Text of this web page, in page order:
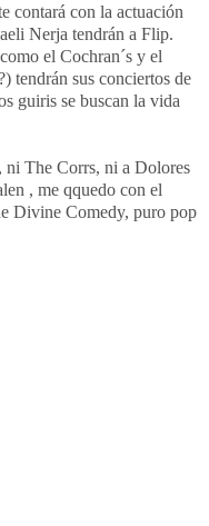
contará con la actuación
Nerja tendrán a Flip.
el Cochran´s y el
tendrán sus conciertos de
guiris se buscan la vida
ni The Corrs, ni a Dolores
, me qquedo con el
Divine Comedy, puro pop